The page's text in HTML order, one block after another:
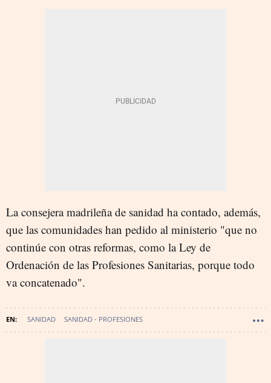
La consejera madrileña de sanidad ha contado, además,
que las comunidades han pedido al ministerio "que no
continúe con otras reformas, como la Ley de
Ordenación de las Profesiones Sanitarias, porque todo
va concatenado".
SANIDAD SANIDAD - PROFESIONES